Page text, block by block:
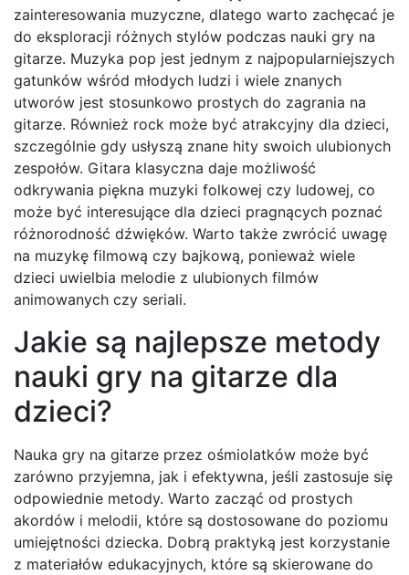
zainteresowania muzyczne, dlatego warto zachęcać je
do eksploracji różnych stylów podczas nauki gry na
gitarze. Muzyka pop jest jednym z najpopularniejszych
gatunków wśród młodych ludzi i wiele znanych
utworów jest stosunkowo prostych do zagrania na
gitarze. Również rock może być atrakcyjny dla dzieci,
szczególnie gdy usłyszą znane hity swoich ulubionych
zespołów. Gitara klasyczna daje możliwość
odkrywania piękna muzyki folkowej czy ludowej, co
może być interesujące dla dzieci pragnących poznać
różnorodność dźwięków. Warto także zwrócić uwagę
na muzykę filmową czy bajkową, ponieważ wiele
dzieci uwielbia melodie z ulubionych filmów
animowanych czy seriali.
Jakie są najlepsze metody
nauki gry na gitarze dla
dzieci?
Nauka gry na gitarze przez ośmiolatków może być
zarówno przyjemna, jak i efektywna, jeśli zastosuje się
odpowiednie metody. Warto zacząć od prostych
akordów i melodii, które są dostosowane do poziomu
umiejętności dziecka. Dobrą praktyką jest korzystanie
z materiałów edukacyjnych, które są skierowane do